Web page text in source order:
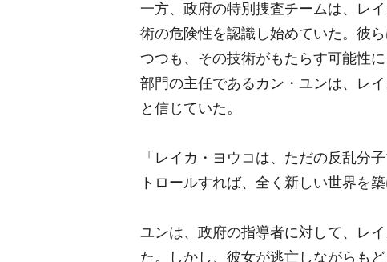
一方、政府の特別捜査チームは、レ
術の危険性を認識し始めていた。彼
つつも、その技術がもたらす可能性
部門の主任であるカン・ユンは、レ
と信じていた。
「レイカ・ヨウコは、ただの反乱分
トロールすれば、全く新しい世界を築
ユンは、政府の指導者に対して、レ
た。しかし、彼女が逃亡しながらも